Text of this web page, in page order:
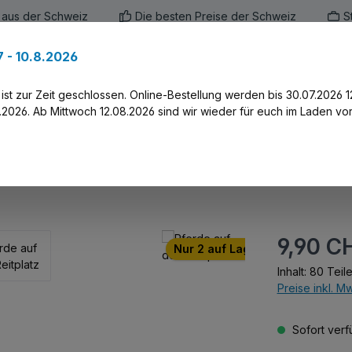
der Schweiz Die besten Preise der Schweiz
Nur 2 auf Lager!
Regulärer
9,90
Inhalt: 80 Teile
Preise inkl.
Sofort
- 10.8.2026
zur Zeit geschlossen. Online-Bestellung werden bis 30.07.2026
Ab Mittwoch 12.08.2026 sind wir wieder für euch im Laden vor